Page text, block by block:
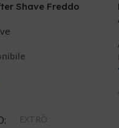
Shave Freddo
EXTRÒ